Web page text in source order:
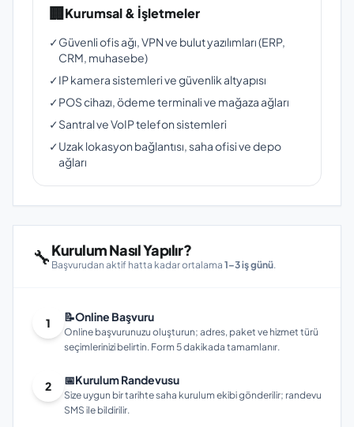
🏢Kurumsal & İşletmeler
✓Güvenli ofis ağı, VPN ve bulut yazılımları (ERP,
CRM, muhasebe)
✓IP kamera sistemleri ve güvenlik altyapısı
✓POS cihazı, ödeme terminali ve mağaza ağları
✓Santral ve VoIP telefon sistemleri
✓Uzak lokasyon bağlantısı, saha ofisi ve depo
ağları
🔧Kurulum Nasıl Yapılır?
Başvurudan aktif hatta kadar ortalama 1–3 iş günü.
1 📝Online Başvuru
Online başvurunuzu oluşturun; adres, paket ve hizmet türü
seçimlerinizi belirtin. Form 5 dakikada tamamlanır.
2 📅Kurulum Randevusu
Size uygun bir tarihte saha kurulum ekibi gönderilir; randevu
SMS ile bildirilir.